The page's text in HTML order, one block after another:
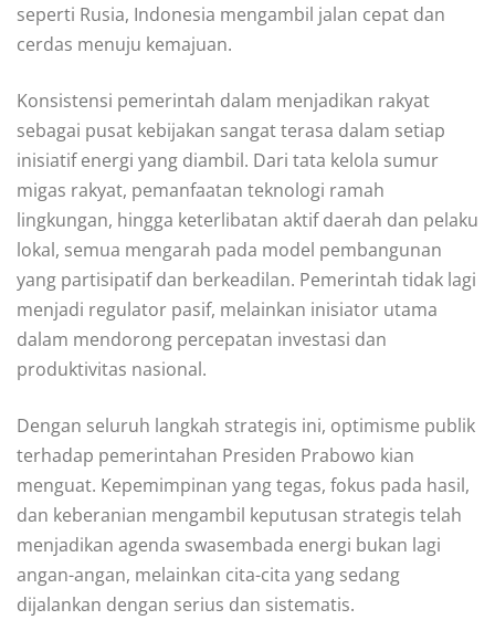
seperti Rusia, Indonesia mengambil jalan cepat dan
cerdas menuju kemajuan.
Konsistensi pemerintah dalam menjadikan rakyat
sebagai pusat kebijakan sangat terasa dalam setiap
inisiatif energi yang diambil. Dari tata kelola sumur
migas rakyat, pemanfaatan teknologi ramah
lingkungan, hingga keterlibatan aktif daerah dan pelaku
lokal, semua mengarah pada model pembangunan
yang partisipatif dan berkeadilan. Pemerintah tidak lagi
menjadi regulator pasif, melainkan inisiator utama
dalam mendorong percepatan investasi dan
produktivitas nasional.
Dengan seluruh langkah strategis ini, optimisme publik
terhadap pemerintahan Presiden Prabowo kian
menguat. Kepemimpinan yang tegas, fokus pada hasil,
dan keberanian mengambil keputusan strategis telah
menjadikan agenda swasembada energi bukan lagi
angan-angan, melainkan cita-cita yang sedang
dijalankan dengan serius dan sistematis.